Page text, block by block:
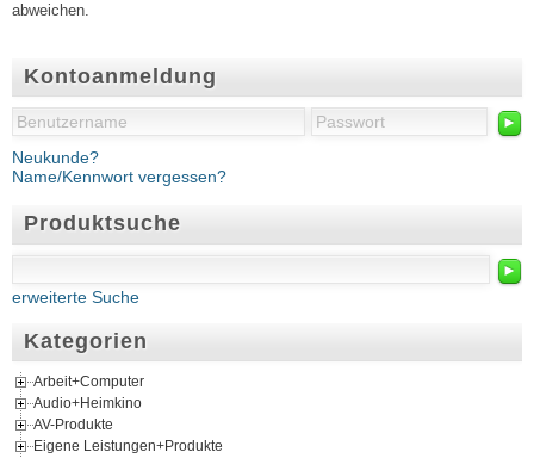
Kontoanmeldung
►
Neukunde?
Name/Kennwort vergessen?
Produktsuche
►
erweiterte Suche
Kategorien
Arbeit+Computer
Audio+Heimkino
AV-Produkte
Eigene Leistungen+Produkte
abweichen.